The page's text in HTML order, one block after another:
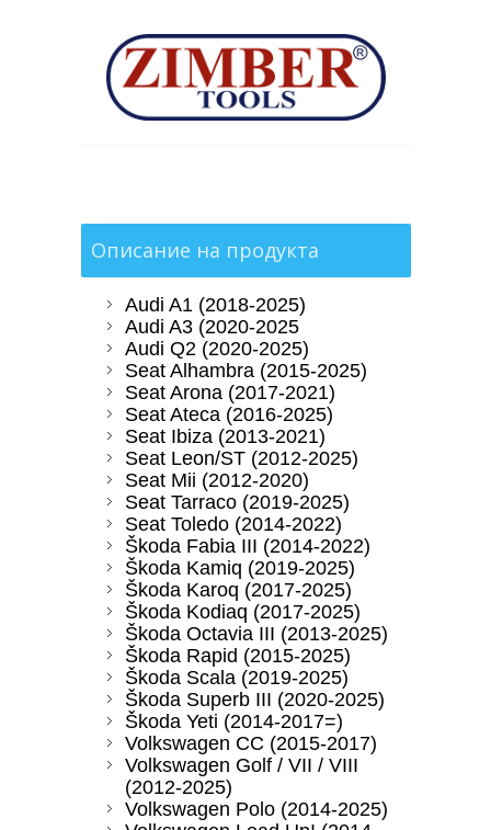
Описание на продукта
Audi A1 (2018-2025)
Audi A3 (2020-2025
Audi Q2 (2020-2025)
Seat Alhambra (2015-2025)
Seat Arona (2017-2021)
Seat Ateca (2016-2025)
Seat Ibiza (2013-2021)
Seat Leon/ST (2012-2025)
Seat Mii (2012-2020)
Seat Tarraco (2019-2025)
Seat Toledo (2014-2022)
Škoda Fabia III (2014-2022)
Škoda Kamiq (2019-2025)
Škoda Karoq (2017-2025)
Škoda Kodiaq (2017-2025)
Škoda Octavia III (2013-2025)
Škoda Rapid (2015-2025)
Škoda Scala (2019-2025)
Škoda Superb III (2020-2025)
Škoda Yeti (2014-2017=)
Volkswagen CC (2015-2017)
Volkswagen Golf / VII / VIII
(2012-2025)
Volkswagen Polo (2014-2025)